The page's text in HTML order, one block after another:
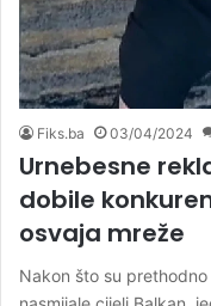
Fiks.ba 03/04/2024
Urnebesne
dobile
osvaja mreže
Nakon što su